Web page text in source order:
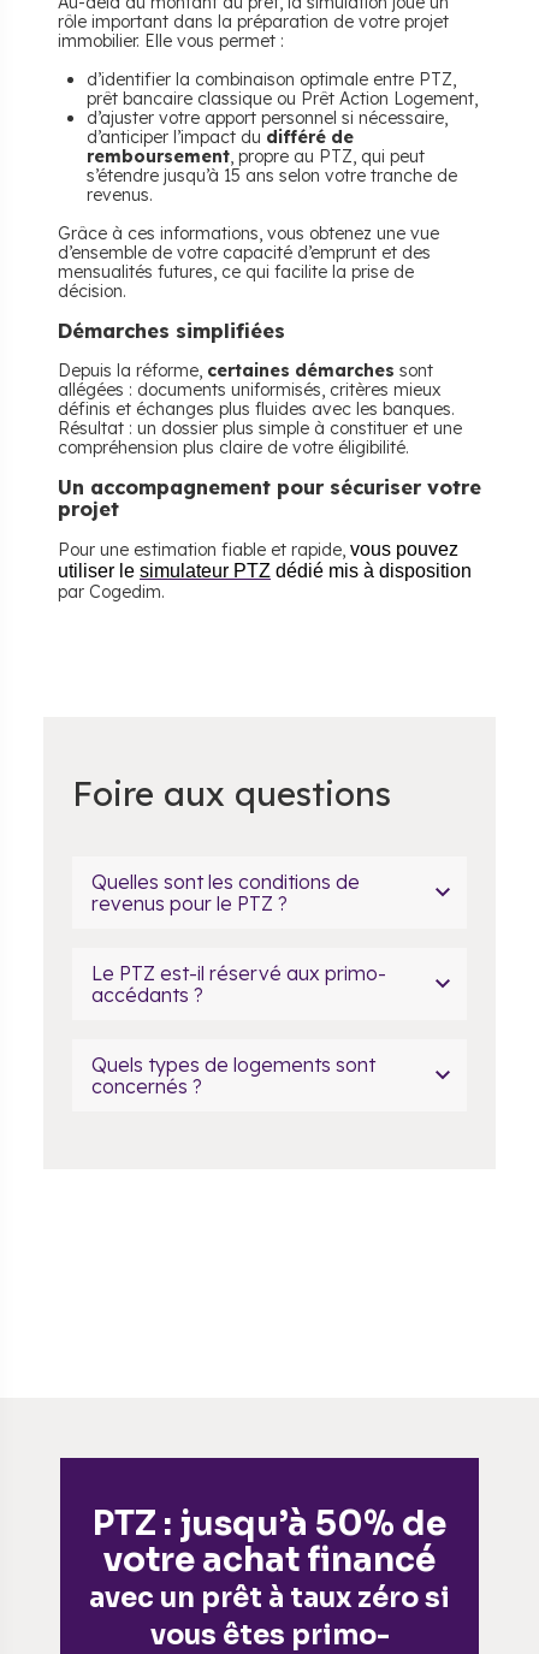
rôle important dans la préparation de votre projet
immobilier. Elle vous permet :
d’identifier la combinaison optimale entre PTZ,
prêt bancaire classique ou Prêt Action Logement,
d’ajuster votre apport personnel si nécessaire,
d’anticiper l’impact du différé de
remboursement, propre au PTZ, qui peut
s’étendre jusqu’à 15 ans selon votre tranche de
revenus.
Grâce à ces informations, vous obtenez une vue
d’ensemble de votre capacité d’emprunt et des
mensualités futures, ce qui facilite la prise de
décision.
Démarches simplifiées
Depuis la réforme, certaines démarches sont
allégées : documents uniformisés, critères mieux
définis et échanges plus fluides avec les banques.
Résultat : un dossier plus simple à constituer et une
compréhension plus claire de votre éligibilité.
Un accompagnement pour sécuriser votre
projet
Pour une estimation fiable et rapide, vous pouvez
utiliser le simulateur PTZ dédié mis à disposition
par Cogedim.
Foire aux questions
Quelles sont les conditions de
revenus pour le PTZ ?
Le PTZ est-il réservé aux primo-
accédants ?
Quels types de logements sont
concernés ?
PTZ : jusqu’à 50% de
votre achat financé
avec un prêt à taux zéro si
vous êtes primo-